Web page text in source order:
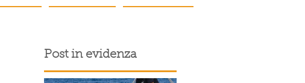
Post in evidenza